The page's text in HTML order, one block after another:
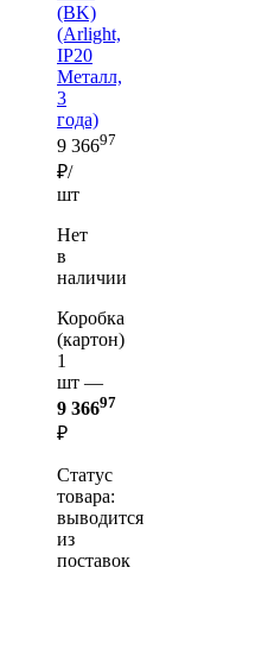
(BK)
(Arlight,
IP20
Металл,
3
года)
9 36697
₽/
шт
Нет
в
наличии
Коробка
(картон)
1
шт —
9 36697
₽
Статус
товара:
выводится
из
поставок